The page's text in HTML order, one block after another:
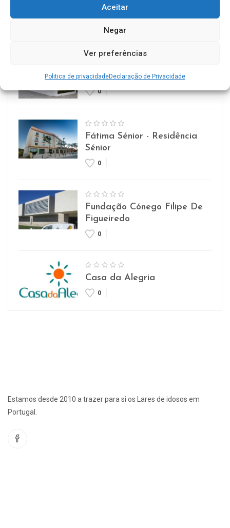
Aceitar
Negar
Ver preferências
Politica de privacidadeDeclaração de Privacidade
Casa de Repouso Chalet
Rosmaninho
Lar Imaculada Conceição
0
Fátima Sénior - Residência
Sénior
0
Fundação Cónego Filipe De
Figueiredo
0
Casa da Alegria
0
Estamos desde 2010 a trazer para si os Lares de idosos em
Portugal.